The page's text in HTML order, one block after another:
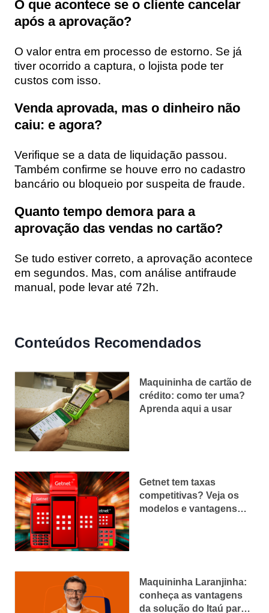
O que acontece se o cliente cancelar
após a aprovação?
O valor entra em processo de estorno. Se já
tiver ocorrido a captura, o lojista pode ter
custos com isso.
Venda aprovada, mas o dinheiro não
caiu: e agora?
Verifique se a data de liquidação passou.
Também confirme se houve erro no cadastro
bancário ou bloqueio por suspeita de fraude.
Quanto tempo demora para a
aprovação das vendas no cartão?
Se tudo estiver correto, a aprovação acontece
em segundos. Mas, com análise antifraude
manual, pode levar até 72h.
Conteúdos Recomendados
Maquininha de cartão de
crédito: como ter uma?
Aprenda aqui a usar
Getnet tem taxas
competitivas? Veja os
modelos e vantagens
Maquininha Laranjinha:
conheça as vantagens
da solução do Itaú para